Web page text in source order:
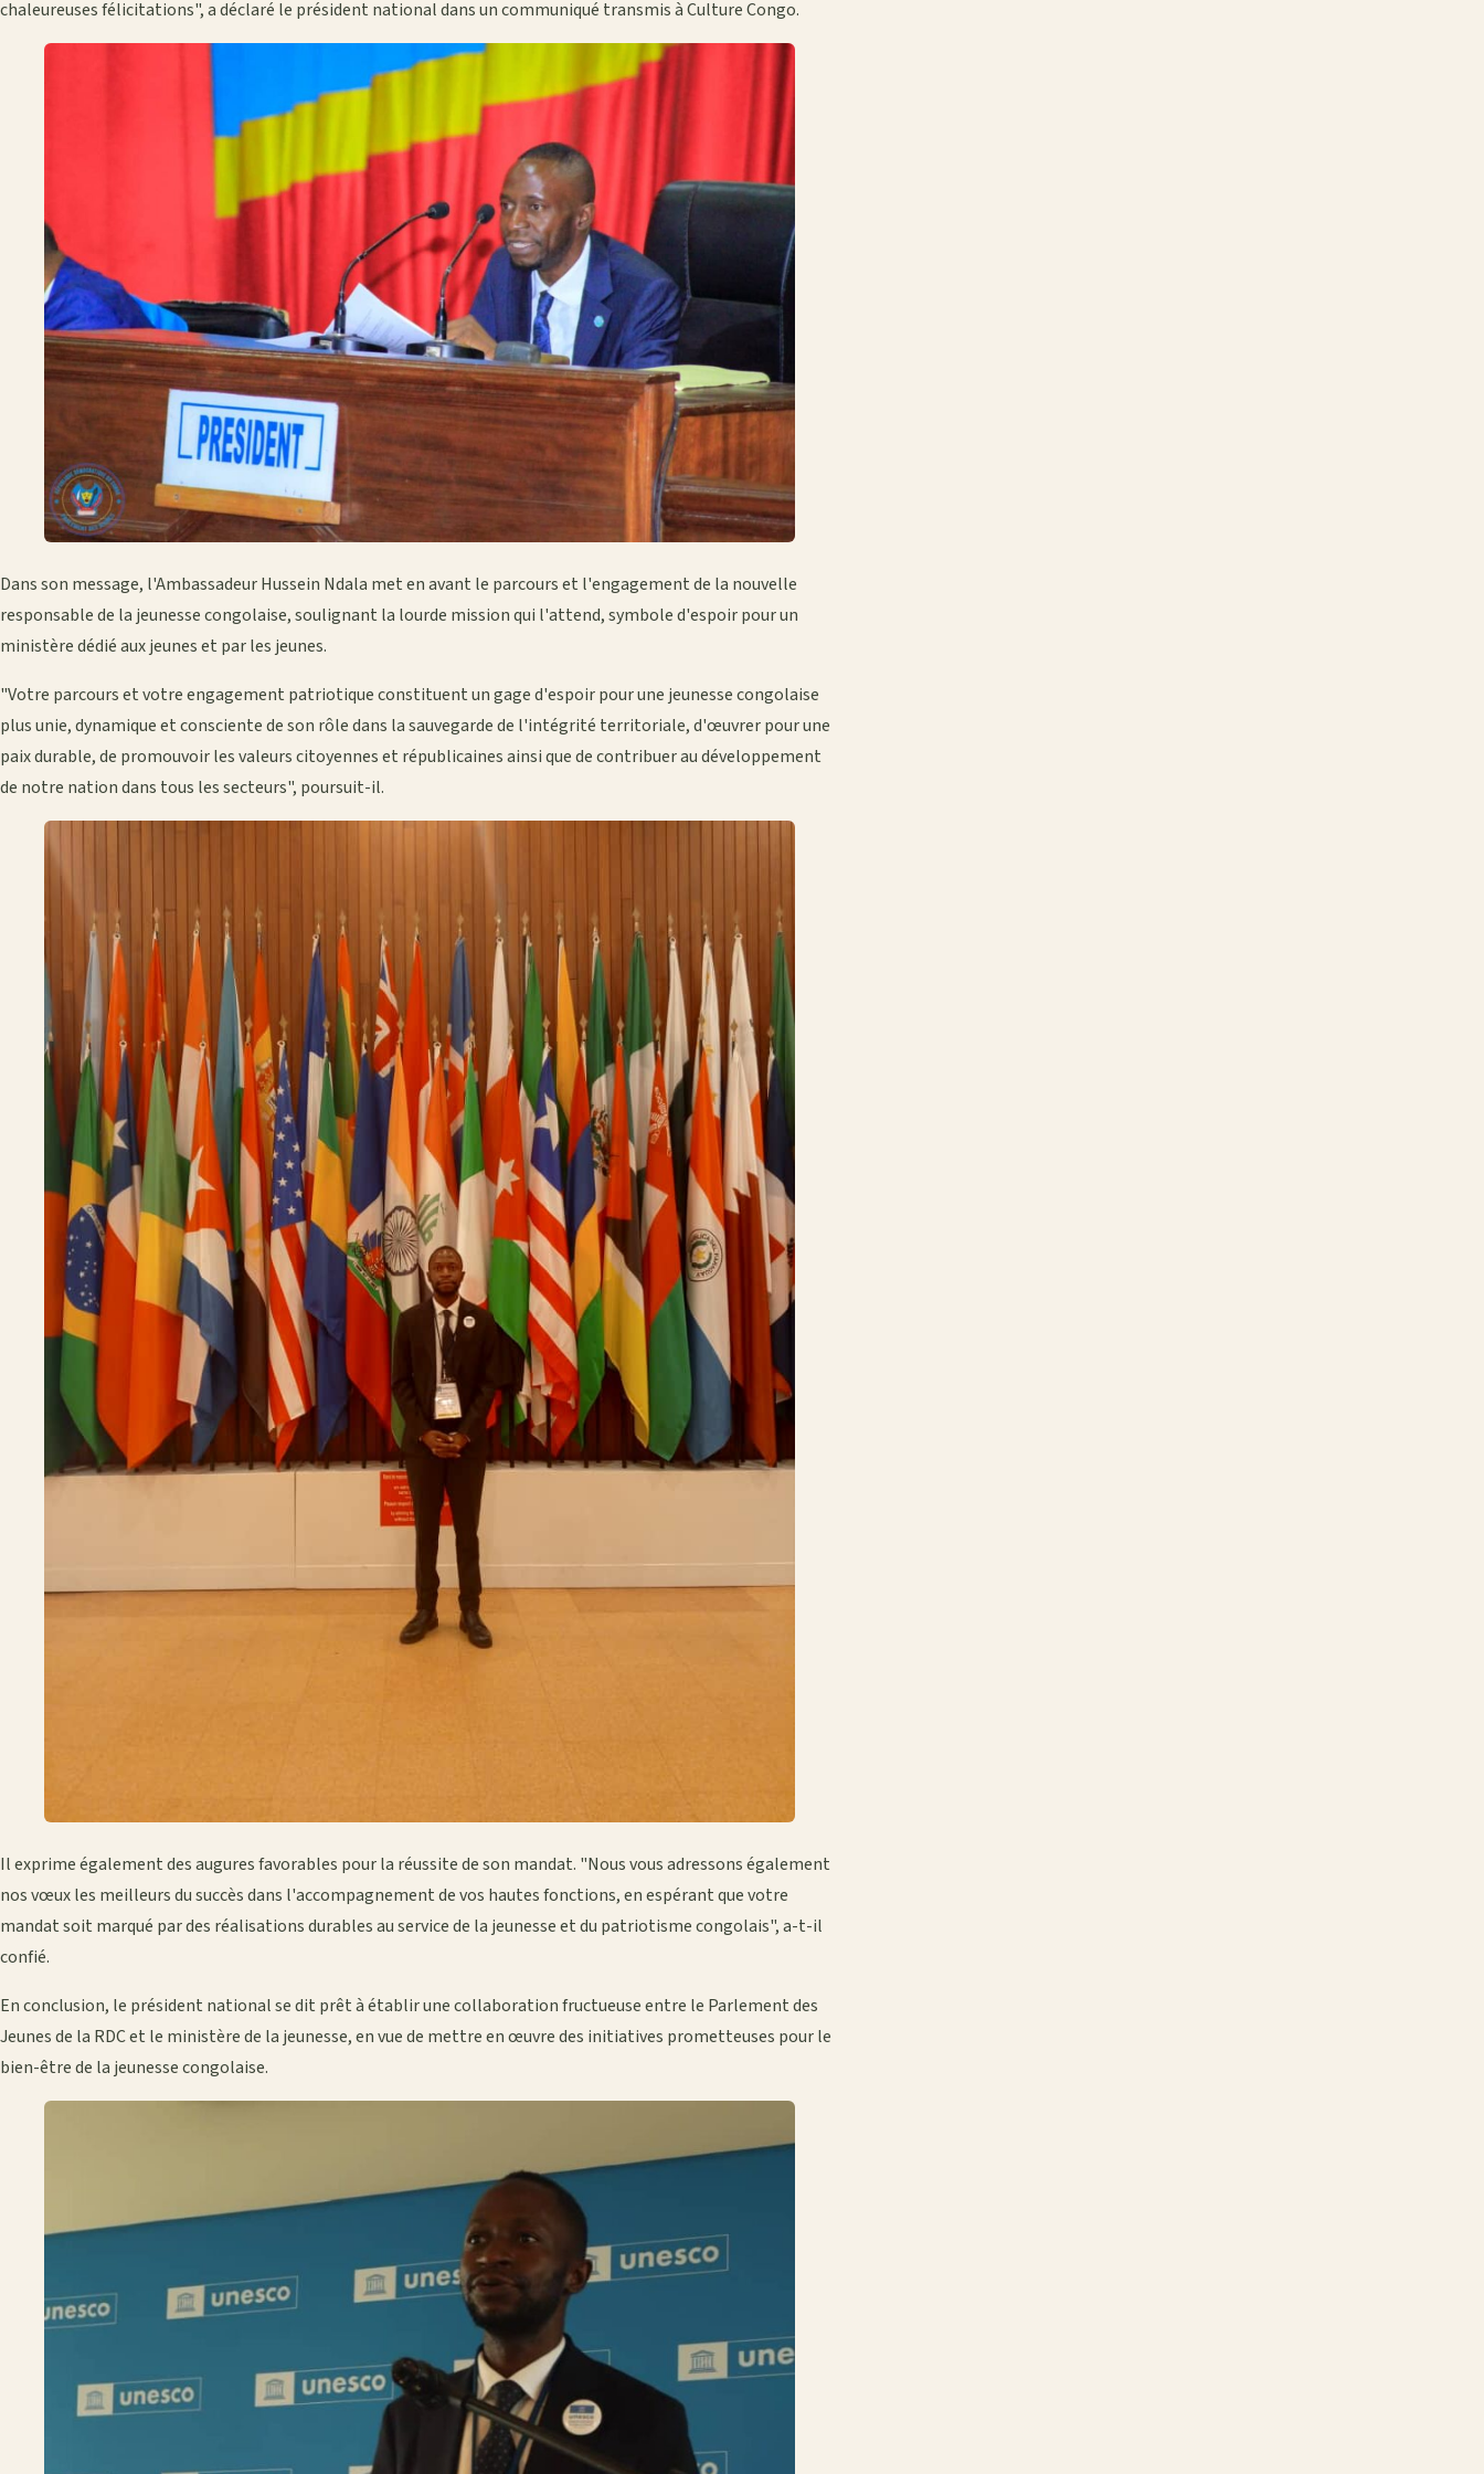
chaleureuses félicitations", a déclaré le président national dans un communiqué transmis à Culture Congo.
Dans son message, l'Ambassadeur Hussein Ndala met en avant le parcours et l'engagement de la nouvelle
responsable de la jeunesse congolaise, soulignant la lourde mission qui l'attend, symbole d'espoir pour un
ministère dédié aux jeunes et par les jeunes.
"Votre parcours et votre engagement patriotique constituent un gage d'espoir pour une jeunesse congolaise
plus unie, dynamique et consciente de son rôle dans la sauvegarde de l'intégrité territoriale, d'œuvrer pour une
paix durable, de promouvoir les valeurs citoyennes et républicaines ainsi que de contribuer au développement
de notre nation dans tous les secteurs", poursuit-il.
Il exprime également des augures favorables pour la réussite de son mandat. "Nous vous adressons également
nos vœux les meilleurs du succès dans l'accompagnement de vos hautes fonctions, en espérant que votre
mandat soit marqué par des réalisations durables au service de la jeunesse et du patriotisme congolais", a-t-il
confié.
En conclusion, le président national se dit prêt à établir une collaboration fructueuse entre le Parlement des
Jeunes de la RDC et le ministère de la jeunesse, en vue de mettre en œuvre des initiatives prometteuses pour le
bien-être de la jeunesse congolaise.